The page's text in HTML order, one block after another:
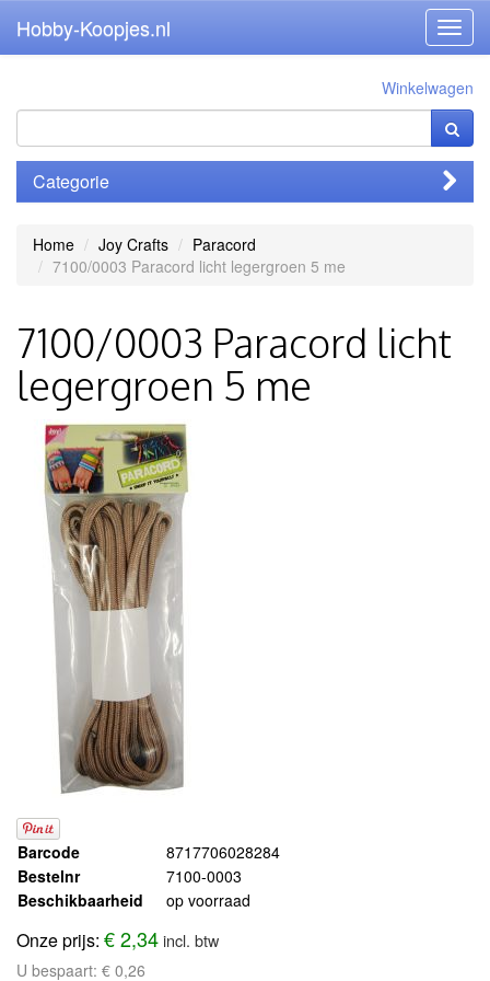
Hobby-Koopjes.nl
Winkelwagen
Categorie
Home Joy Crafts
Paracord
7100/0003 Paracord licht legergroen 5 me
7100/0003 Paracord licht
legergroen 5 me
Barcode
8717706028284
Bestelnr
7100-0003
Beschikbaarheid
op voorraad
Onze prijs: € 2,34incl. btw
U bespaart: € 0,26